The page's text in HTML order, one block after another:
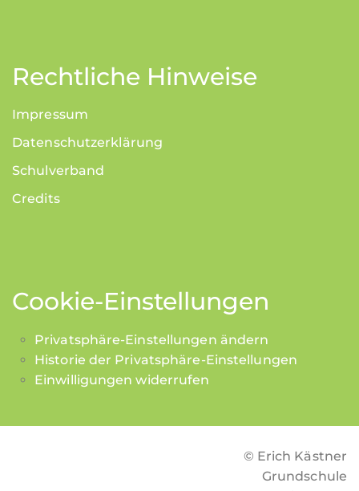
Rechtliche Hinweise
Impressum
Datenschutzerklärung
Schulverband
Credits
Cookie-Einstellungen
Privatsphäre-Einstellungen ändern
Historie der Privatsphäre-Einstellungen
Einwilligungen widerrufen
© Erich Kästner
Grundschule